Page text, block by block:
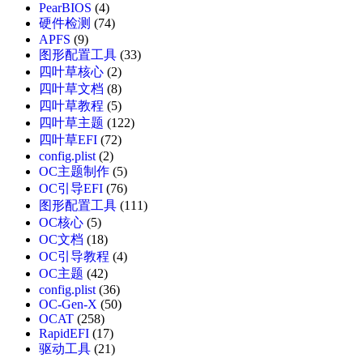
PearBIOS (4)
硬件检测 (74)
APFS (9)
图形配置工具 (33)
四叶草核心 (2)
四叶草文档 (8)
四叶草教程 (5)
四叶草主题 (122)
四叶草EFI (72)
config.plist(2)
OC主题制作 (5)
OC引导EFI (76)
图形配置工具 (111)
OC核心 (5)
OC文档 (18)
OC引导教程 (4)
OC主题 (42)
config.plist(36)
OC-Gen-X (50)
OCAT (258)
RapidEFI (17)
驱动工具 (21)